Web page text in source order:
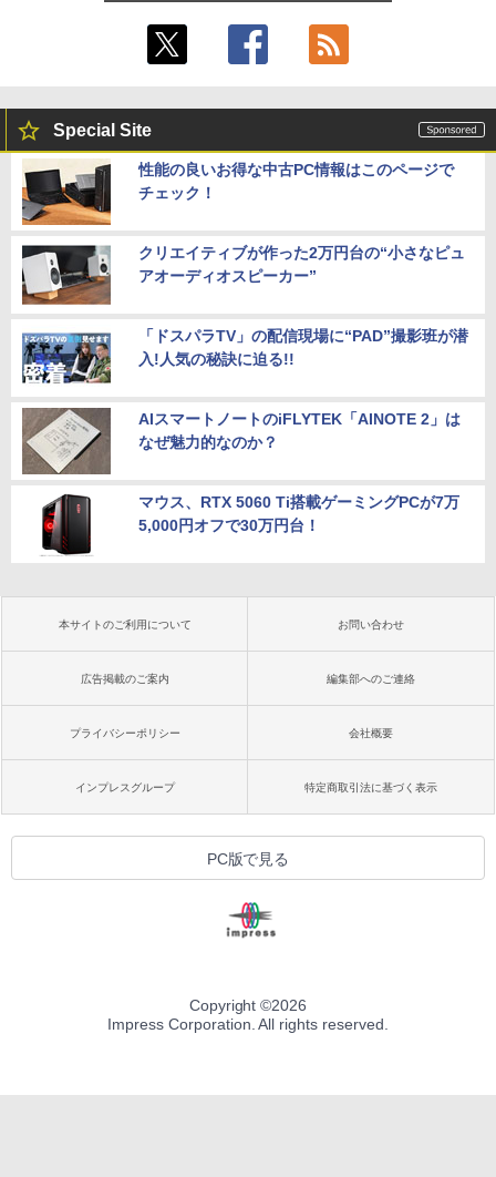
Special Site
性能の良いお得な中古PC情報はこのページで
チェック！
クリエイティブが作った2万円台の“小さなピュ
アオーディオスピーカー”
「ドスパラTV」の配信現場に“PAD”撮影班が潜
入!人気の秘訣に迫る!!
AIスマートノートのiFLYTEK「AINOTE 2」は
なぜ魅力的なのか？
マウス、RTX 5060 Ti搭載ゲーミングPCが7万
5,000円オフで30万円台！
本サイトのご利用について お問い合わせ
広告掲載のご案内 編集部へのご連絡
プライバシーポリシー 会社概要
インプレスグループ 特定商取引法に基づく表示
PC版で見る
Copyright ©2026
Impress Corporation. All rights reserved.